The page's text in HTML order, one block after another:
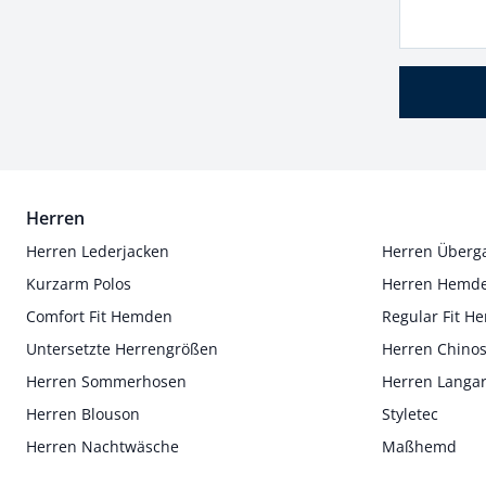
Herren
Herren Lederjacken
Herren
Kurzarm Polos
Herren
Comfort Fit Hemden
Regular Fit
Untersetzte Herrengrößen
Herren Chinos
Herren Sommerhosen
Herren
Herren Blouson
Styletec
Herren Nachtwäsche
Maßhemd